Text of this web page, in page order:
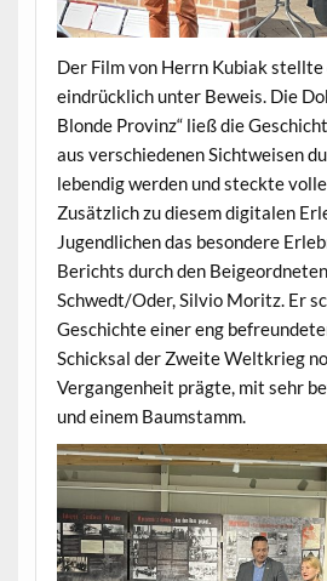
Der Film von Herrn Kubiak stellte
eindrücklich unter Beweis. Die
Blonde Provinz“ ließ die
aus verschiedenen Sichtweisen
lebendig werden und steckte
Zusätzlich zu diesem digitalen
Jugendlichen das besondere
Berichts durch den
Schwedt/Oder, Silvio Moritz. Er
Geschichte einer eng
Schicksal der Zweite Weltkrieg
Vergangenheit prägte, mit sehr
und einem Baumstamm.